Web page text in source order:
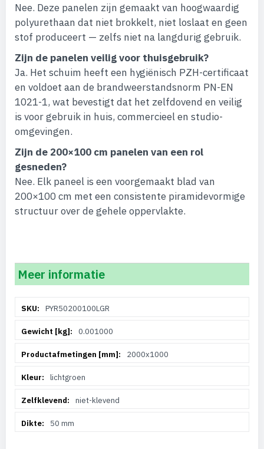
Nee. Deze panelen zijn gemaakt van hoogwaardig
polyurethaan dat niet brokkelt, niet loslaat en geen
stof produceert — zelfs niet na langdurig gebruik.
Zijn de panelen veilig voor thuisgebruik?
Ja. Het schuim heeft een hygiënisch PZH-certificaat
en voldoet aan de brandweerstandsnorm PN-EN
1021-1, wat bevestigt dat het zelfdovend en veilig
is voor gebruik in huis, commercieel en studio-
omgevingen.
Zijn de 200×100 cm panelen van een rol
gesneden?
Nee. Elk paneel is een voorgemaakt blad van
200×100 cm met een consistente piramidevormige
structuur over de gehele oppervlakte.
Meer informatie
informatiePYR50200100LGR
0.001000
2000x1000
lichtgroen
niet-klevend
50 mm